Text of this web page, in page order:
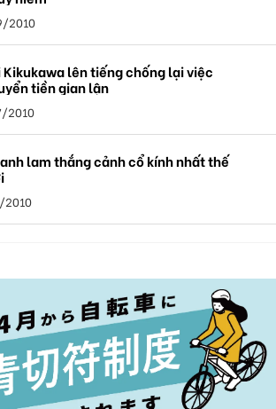
2010
Kikukawa lên tiếng chống lại việc
tiền gian lận
2010
lam thắng cảnh cổ kính nhất thế
2010